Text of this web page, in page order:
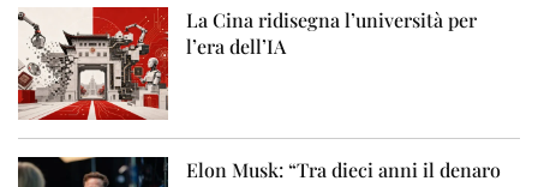
La Cina ridisegna l’università per
l’era dell’IA
Elon Musk: “Tra dieci anni il denaro